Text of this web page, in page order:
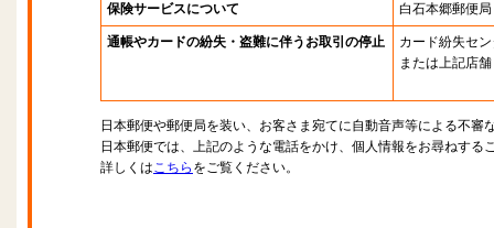
保険サービスについて 白石本郷郵便局
通帳やカードの紛失・盗難に伴うお取引の停止
カード紛失セ
または上記店舗
日本郵便や郵便局を装い、お客さま宛てに自動音声等による不審
日本郵便では、上記のような電話をかけ、個人情報をお尋ねする
詳しくはこちら をご覧ください。